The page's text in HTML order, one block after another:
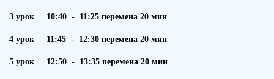
3 урок 10:40 - 11:25 перемена 20 мин
4 урок 11:45 - 12:30 перемена 20 мин
5 урок 12:50 - 13:35 перемена 20 мин